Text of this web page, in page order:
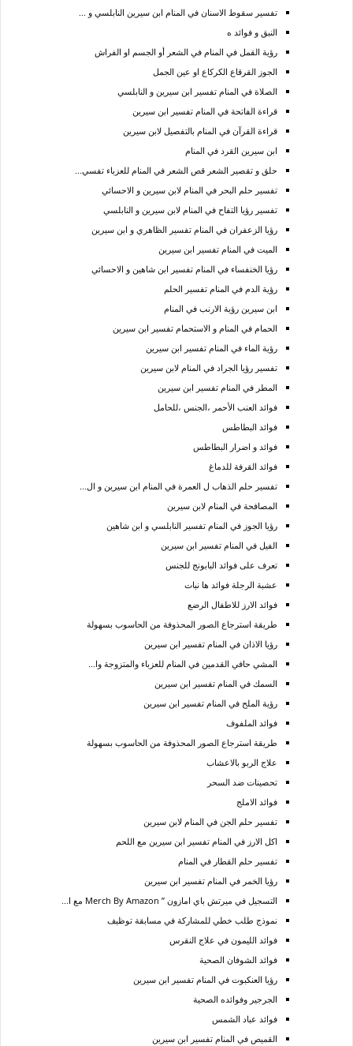
تفسير سقوط الاسنان في المنام ابن سيرين النابلسي و ...
النبق و فوائد ه
رؤية القمل في المنام في الشعر أو الجسم او الفراش
الجوز القرقاع الكركاع او عين الجمل
الصلاة في المنام تفسير ابن سيرين و النابلسي
قراءة الفاتحة في المنام تفسير ابن سيرين
قراءة القرآن في المنام بالتفصيل لابن سيرين
ابن سيرين القرد في المنام
حلق و تقصير الشعر قص الشعر في المنام للعزباء تفسي...
تفسير حلم البحر في المنام لابن سيرين و الاحسائي
تفسير رؤيا التفاح في المنام لابن سيرين و النابلسي
رؤيا الزعفران في المنام تفسير الظاهري و ابن سيرين
الميت في المنام تفسير ابن سيرين
رؤيا الخنفساء في المنام تفسير ابن شاهين و الاحسائي
رؤية الدم في المنام تفسير الحلم
ابن سيرين رؤية الارنب في المنام
الحمام في المنام و الاستحمام تفسير ابن سيرين
رؤية الماء في المنام تفسير ابن سيرين
تفسير رؤيا الجراد في المنام لابن سيرين
المطر في المنام تفسير ابن سيرين
فوائد العنب الأحمر ،الجنس ،للحامل
فوائد البطاطس
فوائد و اضرار البطاطس
فوائد القرفة للدماغ
تفسير حلم الذهاب ل العمرة في المنام ابن سيرين و ال...
المصافحة في المنام لابن سيرين
رؤيا الجوز في المنام تفسير النابلسي و ابن شاهين
الفيل في المنام تفسير ابن سيرين
تعرف على فوائد البابونج للجنس
عشبة الرجلة فوائد ها نبات
فوائد الارز للاطفال الرضع
طريقة استرجاع الصور المحذوفة من الحاسوب بسهولة
رؤيا الاذان في المنام تفسير ابن سيرين
المشي حافي القدمين في المنام للعزباء والمتزوجة وا...
السمك في المنام تفسير ابن سيرين
رؤية الملح في المنام تفسير ابن سيرين
فوائد الملفوف
طريقة استرجاع الصور المحذوفة من الحاسوب بسهولة
علاج الربو بالاعشاب
تحصينات ضد السحر
فوائد الاملج
تفسير حلم الجن في المنام لابن سيرين
اكل الارز في المنام تفسير ابن سيرين مع اللحم
تفسير حلم القطار في المنام
رؤيا الخمر في المنام تفسير ابن سيرين
التسجيل في ميرتش باي امازون ” Merch By Amazon مع ا...
نموذج طلب خطي للمشاركة في مسابقة توظيف
فوائد الليمون في علاج النقرس
فوائد الشوفان الصحية
رؤيا العنكبوت في المنام تفسير ابن سيرين
الجرجير وفوائده الصحية
فوائد عباد الشمس
القميص في المنام تفسير ابن سيرين